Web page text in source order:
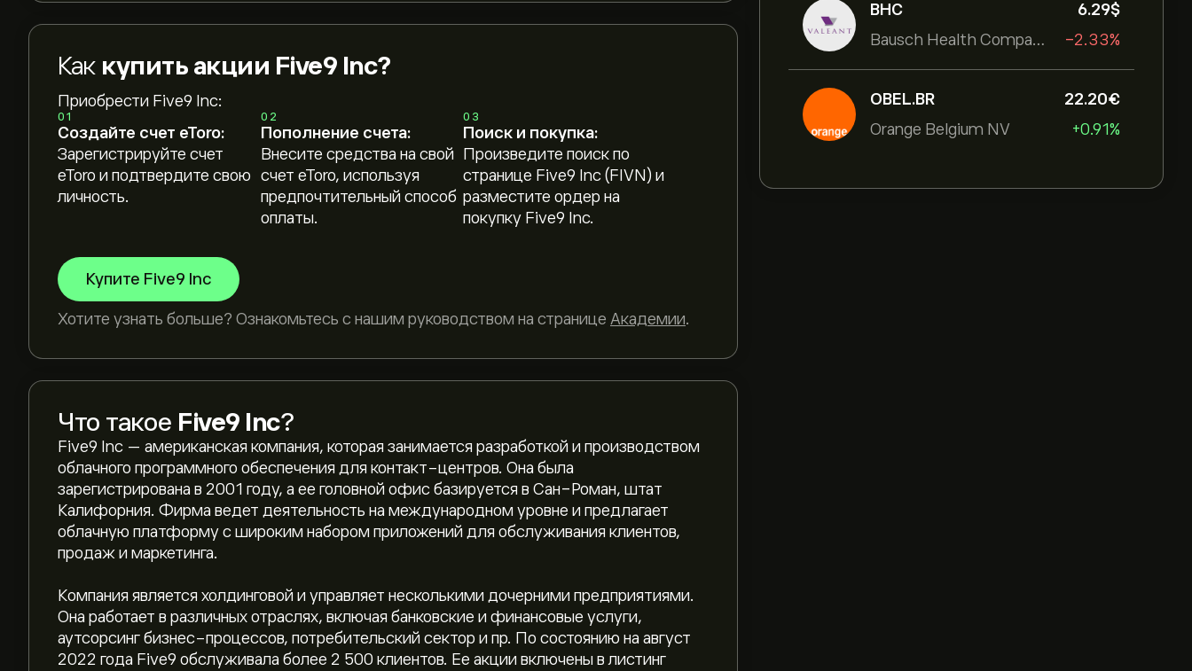
BHC
Bausch Health Companies Inc
6.29‎$‎
-2.33%
OBEL.BR
Orange Belgium NV
22.20‎€‎
+0.91%
Как купить акции Five9 Inc?
Приобрести Five9 Inc:
01
Создайте счет eToro:
Зарегистрируйте счет
eToro и подтвердите свою
личность.
02
Пополнение счета:
Внесите средства на свой
счет eToro, используя
предпочтительный способ
оплаты.
03
Поиск и покупка:
Произведите поиск по
странице Five9 Inc (FIVN) и
разместите ордер на
покупку Five9 Inc.
Купите Five9 Inc
Хотите узнать больше? Ознакомьтесь с нашим руководством на странице Академии.
Что такое Five9 Inc?
Five9 Inc — американская компания, которая занимается разработкой и производством
облачного программного обеспечения для контакт-центров. Она была
зарегистрирована в 2001 году, а ее головной офис базируется в Сан-Роман, штат
Калифорния. Фирма ведет деятельность на международном уровне и предлагает
облачную платформу с широким набором приложений для обслуживания клиентов,
продаж и маркетинга.
Компания является холдинговой и управляет несколькими дочерними предприятиями.
Она работает в различных отраслях, включая банковские и финансовые услуги,
аутсорсинг бизнес-процессов, потребительский сектор и пр. По состоянию на август
2022 года Five9 обслуживала более 2 500 клиентов. Ее акции включены в листинг